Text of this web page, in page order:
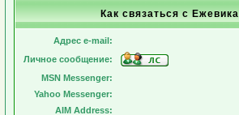
Как связаться с Ежевика
Адрес e-mail:
Личное сообщение:
MSN Messenger:
Yahoo Messenger:
AIM Address: